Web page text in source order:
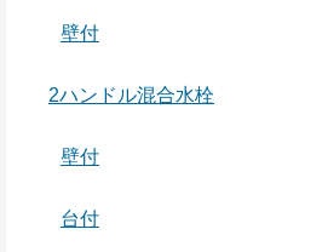
壁付
2ハンドル混合水栓
壁付
台付